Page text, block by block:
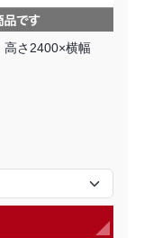
高さ2400×横幅